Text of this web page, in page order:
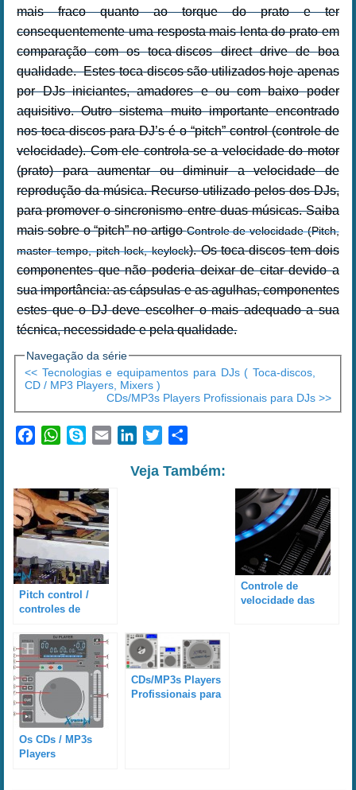
mais fraco quanto ao torque do prato e ter
consequentemente uma resposta mais lenta do prato em
comparação com os toca-discos direct drive de boa
qualidade. Estes toca-discos são utilizados hoje apenas
por DJs iniciantes, amadores e ou com baixo poder
aquisitivo. Outro sistema muito importante encontrado
nos toca-discos para DJ’s é o “pitch” control (controle de
velocidade). Com ele controla-se a velocidade do motor
(prato) para aumentar ou diminuir a velocidade de
reprodução da música. Recurso utilizado pelos dos DJs,
para promover o sincronismo entre duas músicas. Saiba
mais sobre o “pitch” no artigoControle de velocidade(Pitch,
master tempo, pitch lock, keylock).Os toca-discos tem dois
componentes que não poderia deixar de citar devido a
sua importância: as cápsulas e as agulhas, componentes
estes que o DJ deve escolher o mais adequado a sua
técnica, necessidade e pela qualidade.
Navegação da série
<< Tecnologias e equipamentos para DJs ( Toca-discos,
CD / MP3 Players, Mixers )
CDs/MP3s Players Profissionais para DJs >>
FacebookWhatsApp
Skype Email LinkedInTwitter
Veja Também:
Pitch control /
controles de
equipamentos para
DJs
Controle de
velocidade das
Os CDs / MP3s
Players
CDs/MP3s Players
Profissionais para